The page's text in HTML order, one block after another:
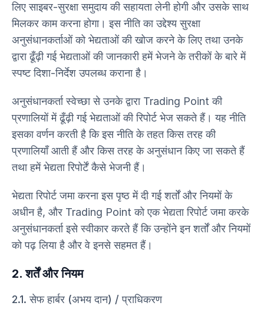
लिए साइबर-सुरक्षा समुदाय की सहायता लेनी होगी और उसके साथ
मिलकर काम करना होगा। इस नीति का उद्देश्य सुरक्षा
अनुसंधानकर्ताओं को भेद्यताओं की खोज करने के लिए तथा उनके
द्वारा ढूँढ़ी गई भेद्यताओं की जानकारी हमें भेजने के तरीकों के बारे में
स्पष्ट दिशा-निर्देश उपलब्ध कराना है।
अनुसंधानकर्ता स्वेच्छा से उनके द्वारा Trading Point की
प्रणालियों में ढूँढ़ी गई भेद्यताओं की रिपोर्ट भेज सकते हैं। यह नीति
इसका वर्णन करती है कि इस नीति के तहत किस तरह की
प्रणालियाँ आती हैं और किस तरह के अनुसंधान किए जा सकते हैं
तथा हमें भेद्यता रिपोर्टें कैसे भेजनी हैं।
भेद्यता रिपोर्ट जमा करना इस पृष्ठ में दी गई शर्तों और नियमों के
अधीन है, और Trading Point को एक भेद्यता रिपोर्ट जमा करके
अनुसंधानकर्ता इसे स्वीकार करते हैं कि उन्होंने इन शर्तों और नियमों
को पढ़ लिया है और वे इनसे सहमत हैं।
2. शर्तें और नियम
2.1. सेफ हार्बर (अभय दान) / प्राधिकरण